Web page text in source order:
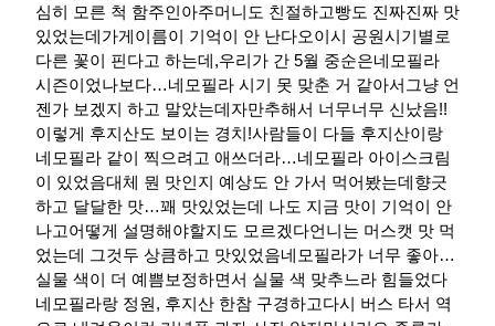
심히 모른 척 함주인아주머니도 친절하고빵도 진짜진짜 맛
있었는데가게이름이 기억이 안 난다오이시 공원시기별로
다른 꽃이 핀다고 하는데,우리가 간 5월 중순은네모필라
시즌이었나보다…네모필라 시기 못 맞춘 거 같아서그냥 언
젠가 보겠지 하고 말았는데자만추해서 너무너무 신났음!!
이렇게 후지산도 보이는 경치!사람들이 다들 후지산이랑
네모필라 같이 찍으려고 애쓰더라…네모필라 아이스크림
이 있었음대체 뭔 맛인지 예상도 안 가서 먹어봤는데향긋
하고 달달한 맛…꽤 맛있었는데 나도 지금 맛이 기억이 안
나고어떻게 설명해야할지도 모르겠다언니는 머스캣 맛 먹
었는데 그것두 상큼하고 맛있었음네모필라가 너무 좋아…
실물 색이 더 예쁨보정하면서 실물 색 맞추느라 힘들었다
네모필라랑 정원, 후지산 한참 구경하고다시 버스 타서 역